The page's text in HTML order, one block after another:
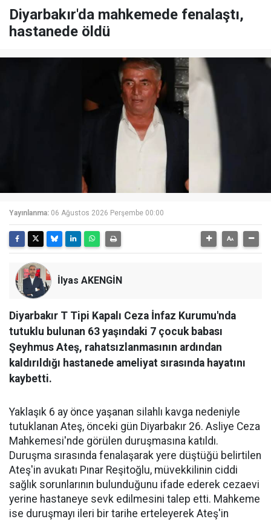
Diyarbakır'da mahkemede fenalaştı,
hastanede öldü
Yayınlanma: 06 Ağustos 2026 Perşembe 00:00
İlyas AKENGİN
Diyarbakır T Tipi Kapalı Ceza İnfaz Kurumu'nda
tutuklu bulunan 63 yaşındaki 7 çocuk babası
Şeyhmus Ateş, rahatsızlanmasının ardından
kaldırıldığı hastanede ameliyat sırasında hayatını
kaybetti.
Yaklaşık 6 ay önce yaşanan silahlı kavga nedeniyle
tutuklanan Ateş, önceki gün Diyarbakır 26. Asliye Ceza
Mahkemesi'nde görülen duruşmasına katıldı.
Duruşma sırasında fenalaşarak yere düştüğü belirtilen
Ateş'in avukatı Pınar Reşitoğlu, müvekkilinin ciddi
sağlık sorunlarının bulunduğunu ifade ederek cezaevi
yerine hastaneye sevk edilmesini talep etti. Mahkeme
ise duruşmayı ileri bir tarihe erteleyerek Ateş'in